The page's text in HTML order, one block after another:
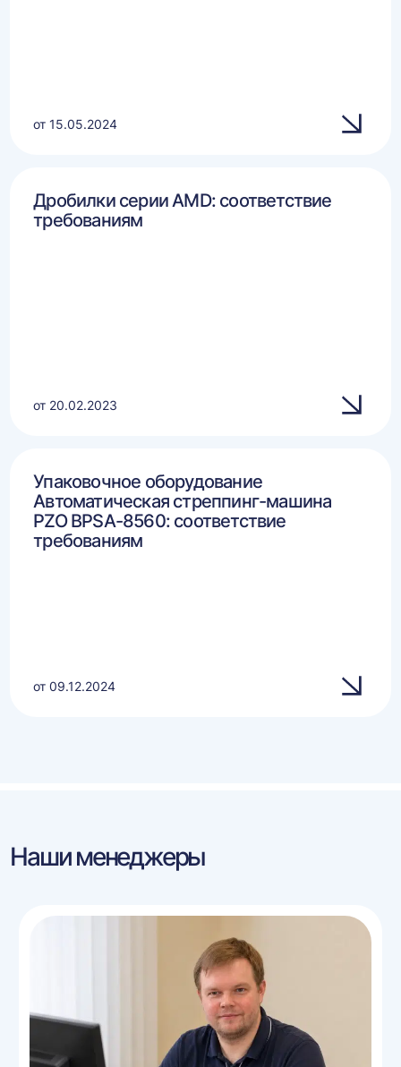
от 15.05.2024
Дробилки серии AMD: соответствие
требованиям
от 20.02.2023
Упаковочное оборудование
Автоматическая стреппинг-машина
PZO BPSA-8560: соответствие
требованиям
от 09.12.2024
Наши менеджеры